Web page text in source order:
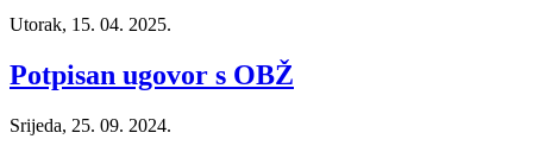
Utorak, 15. 04. 2025.
Potpisan ugovor s OBŽ
Srijeda, 25. 09. 2024.